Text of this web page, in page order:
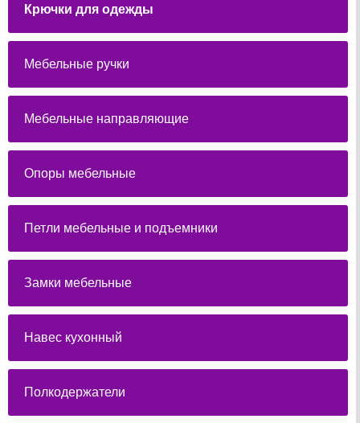
Крючки для одежды
Мебельные ручки
Мебельные направляющие
Опоры мебельные
Петли мебельные и подъемники
Замки мебельные
Навес кухонный
Полкодержатели